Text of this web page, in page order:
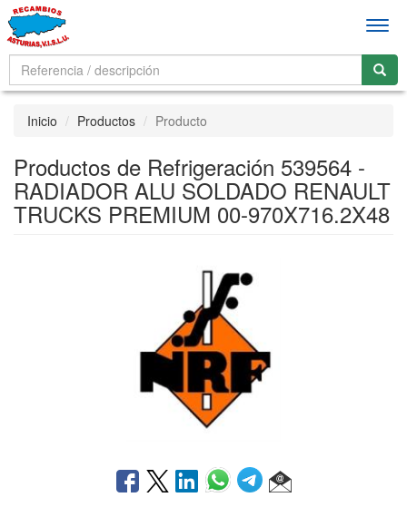
Inicio Productos Producto
Productos de Refrigeración 539564 -
RADIADOR ALU SOLDADO RENAULT
TRUCKS PREMIUM 00-970X716.2X48